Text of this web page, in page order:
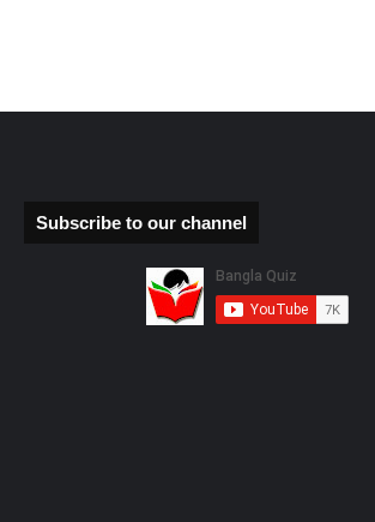
Subscribe to our channel